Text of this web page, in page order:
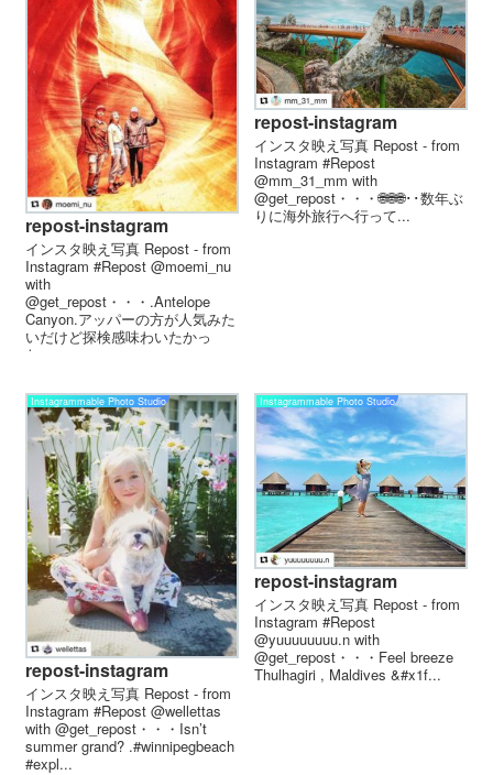
repost-instagram
インスタ映え写真 Repost - from
Instagram #Repost @moemi_nu
with
@get_repost・・・.Antelope
Canyon.アッパーの方が人気みた
いだけど探検感味わいたかっ
た...
repost-instagram
インスタ映え写真 Repost - from
Instagram #Repost
@mm_31_mm with
@get_repost・・・🌐🌐🌐･･数年ぶ
りに海外旅行へ行って...
Instagrammable Photo Studio
repost-instagram
インスタ映え写真 Repost - from
Instagram #Repost @wellettas
with @get_repost・・・Isn’t
summer grand? .#winnipegbeach
#expl...
Instagrammable Photo Studio
repost-instagram
インスタ映え写真 Repost - from
Instagram #Repost
@yuuuuuuuu.n with
@get_repost・・・Feel breeze
Thulhagiri , Maldives &#x1f...